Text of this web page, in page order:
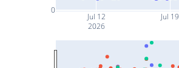
Jul 12
2026
Jul 19
0